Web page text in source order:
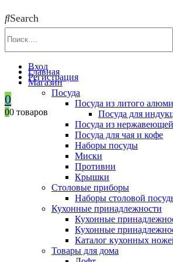
Search
Вход
Регистрация
0
00 товаров
Главная
Магазин
Посуда
Посуда из литого
Посуда для
Посуда из
Посуда для чая и кофе
Наборы посуды
Миски
Противни
Крышки
Столовые приборы
Наборы столовой
Кухонные принадлежности
Кухонные
Кухонные
Каталог кухонных
Товары для дома